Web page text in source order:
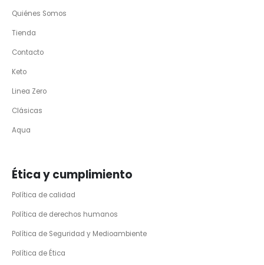
Quiénes Somos
Tienda
Contacto
Keto
Linea Zero
Clásicas
Aqua
Ética y cumplimiento
Política de calidad
Política de derechos humanos
Política de Seguridad y Medioambiente
Política de Ética